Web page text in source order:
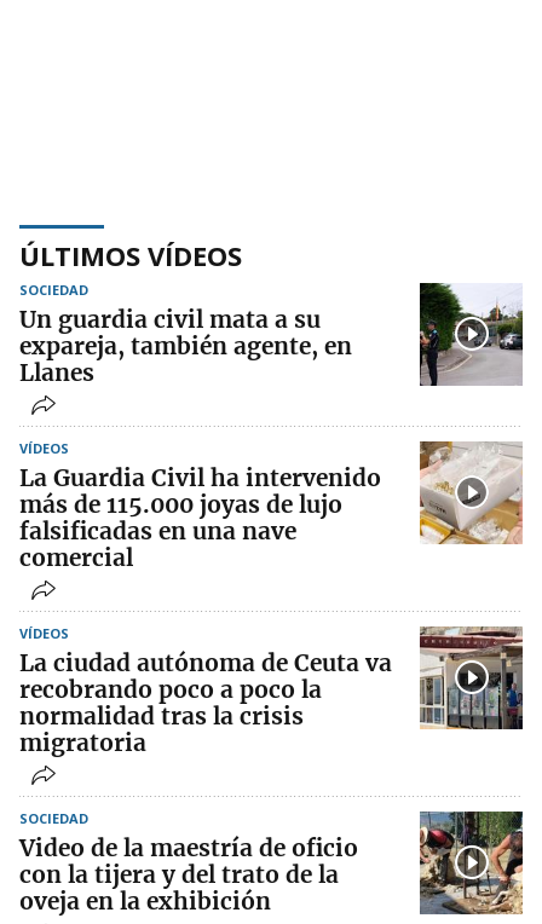
ÚLTIMOS VÍDEOS
SOCIEDAD
Un guardia civil mata a su
expareja, también agente, en
Llanes
VÍDEOS
La Guardia Civil ha intervenido
más de 115.000 joyas de lujo
falsificadas en una nave
comercial
VÍDEOS
La ciudad autónoma de Ceuta va
recobrando poco a poco la
normalidad tras la crisis
migratoria
SOCIEDAD
Video de la maestría de oficio
con la tijera y del trato de la
oveja en la exhibición